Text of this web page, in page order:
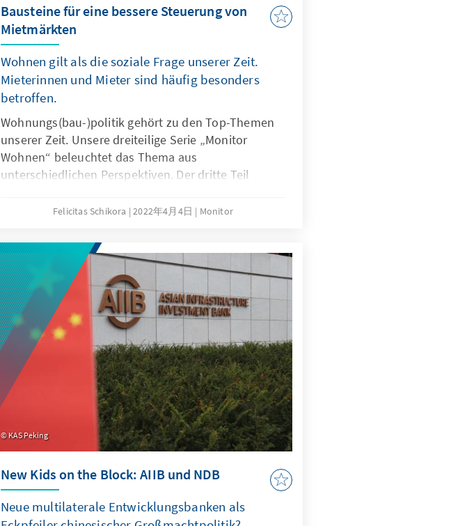
Bausteine für eine bessere Steuerung von
Mietmärkten
Wohnen gilt als die soziale Frage unserer Zeit.
Mieterinnen und Mieter sind häufig besonders
betroffen.
Wohnungs(bau-)politik gehört zu den Top-Themen
unserer Zeit. Unsere dreiteilige Serie „Monitor
Wohnen“ beleuchtet das Thema aus
unterschiedlichen Perspektiven. Der dritte Teil
Maßnahmen existiert, die versucht, bezahlbaren
sich auch, dass nicht alle Instrumente dafür
geeignet sind.
Felicitas Schikora 2022年4月4日 Monitor
KAS Peking
New Kids on the Block: AIIB und NDB
Neue multilaterale Entwicklungsbanken als